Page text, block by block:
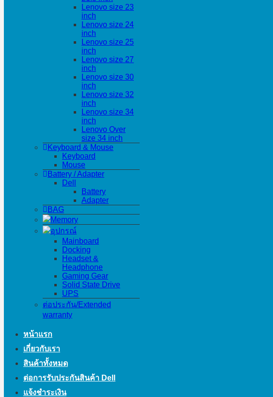
Lenovo size 23
inch
Lenovo size 24
inch
Lenovo size 25
inch
Lenovo size 27
inch
Lenovo size 30
inch
Lenovo size 32
inch
Lenovo size 34
inch
Lenovo Over
size 34 inch
Keyboard & Mouse
Keyboard
Mouse
Battery / Adapter
Dell
Battery
Adapter
BAG
Memory
อุปกรณ์
Mainboard
Docking
Headset &
Headphone
Gaming Gear
Solid State Drive
UPS
ต่อประกัน/Extended
warranty
หน้าแรก
เกี่ยวกับเรา
สินค้าทั้งหมด
ต่อการรับประกันสินค้า Dell
แจ้งชำระเงิน